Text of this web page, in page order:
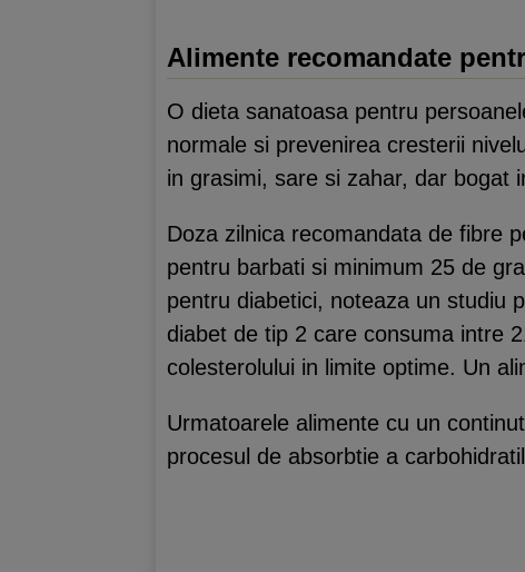
Alimente recomandate
O dieta sanatoasa pentru
normale si prevenirea cresterii
in grasimi, sare si zahar, dar bogat
Doza zilnica recomandata de fibre
pentru barbati si minimum 25 de
pentru diabetici, noteaza un studiu
diabet de tip 2 care consuma intre
colesterolului in limite optime. Un
Urmatoarele alimente cu un
procesul de absorbtie a